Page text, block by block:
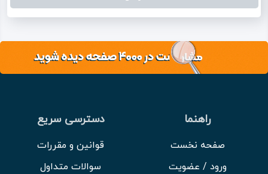
راهنما
صفحه نخست
ورود / عضویت
دسترسی سریع
قوانین و مقررات
سوالات متداول